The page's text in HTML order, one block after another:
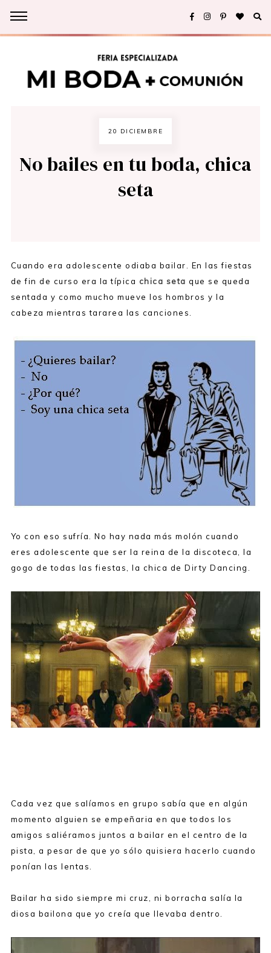
20 DICIEMBRE
No bailes en tu boda, chica
seta
Cuando era adolescente odiaba bailar. En las fiestas
de fin de curso era la típica chica seta que se queda
sentada y como mucho mueve los hombros y la
cabeza mientras tararea las canciones.
Yo con eso sufría. No hay nada más molón cuando
eres adolescente que ser la reina de la discoteca, la
gogo de todas las fiestas, la chica de Dirty Dancing.
Cada vez que salíamos en grupo sabía que en algún
momento alguien se empeñaria en que todos los
amigos saliéramos juntos a bailar en el centro de la
pista, a pesar de que yo sólo quisiera hacerlo cuando
ponían las lentas.
Bailar ha sido siempre mi cruz, ni borracha salía la
diosa bailona que yo creía que llevaba dentro.